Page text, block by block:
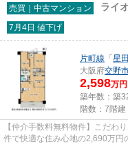
売買｜中古マンション ライ
7月4日 値下げ
片町線 「 星田
大阪府交野
2,598万円
築年数：築
階数：7階建
【仲介手数料無料物件】こだわ
件で快適な住み心地の2,690万円